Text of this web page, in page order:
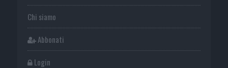
Chi siamo
Abbonati
Login